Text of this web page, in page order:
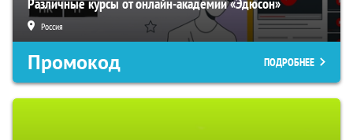
Различные курсы от онлайн-академии «Эдюсон»
Россия
Промокод ПОДРОБНЕЕ